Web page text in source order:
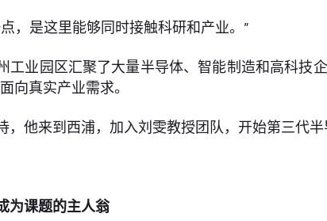
，是这里能够同时接触科研和产业。”
工业园区汇聚了大量半导体、智能制造和高科技
向真实产业需求。
，他来到西浦，加入刘雯教授团队，开始第三代半
为课题的主人翁